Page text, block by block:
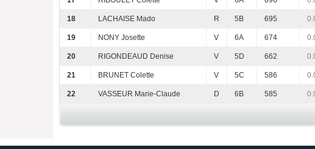
18 LACHAISE Mado R 5B 695
19 NONY Josette V 6A 674
20 RIGONDEAUD Denise V 5D 662
21 BRUNET Colette V 5C 586
22 VASSEUR Marie-Claude D 6B 585